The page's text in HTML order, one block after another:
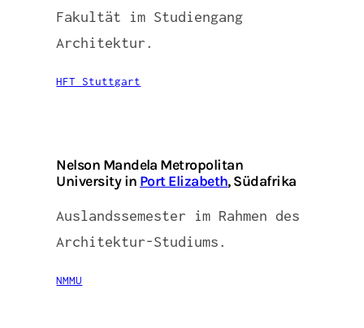
Fakultät im Studiengang
Architektur.
HFT Stuttgart
Nelson Mandela Metropolitan
University in Port Elizabeth, Südafrika
Auslandssemester im Rahmen des
Architektur-Studiums.
NMMU